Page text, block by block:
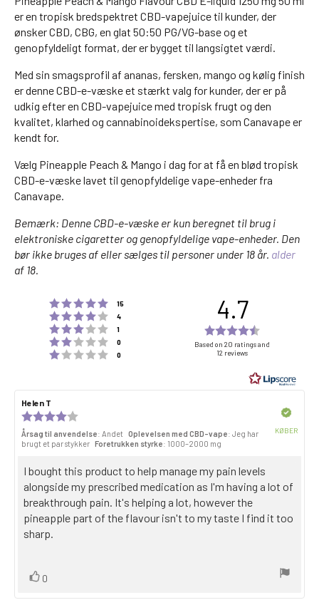
er en tropisk bredspektret CBD-vapejuice til kunder, der
ønsker CBD, CBG, en glat 50:50 PG/VG-base og et
genopfyldeligt format, der er bygget til langsigtet værdi.
Med sin smagsprofil af ananas, fersken, mango og kølig finish
er denne CBD-e-væske et stærkt valg for kunder, der er på
udkig efter en CBD-vapejuice med tropisk frugt og den
kvalitet, klarhed og cannabinoidekspertise, som Canavape er
kendt for.
Vælg Pineapple Peach & Mango i dag for at få en blød tropisk
CBD-e-væske lavet til genopfyldelige vape-enheder fra
Canavape.
Bemærk: Denne CBD-e-væske er kun beregnet til brug i
elektroniske cigaretter og genopfyldelige vape-enheder. Den
bør ikke bruges af eller sælges til personer under 18 år. alder
af 18.
Bedømmelse 5 ud af 5 stjerner
15
Bedømmelse 4 ud af 5 stjerner
4
Bedømmelse 3 ud af 5 stjerner
1
Bedømmelse 2 ud af 5 stjerner
0
Bedømmelse 1 ud af 5 stjerner
0
4.7
4.7
of
5
stars
Based on 20 ratings and
12 reviews
Forfatter
til
anmeldelsen:
Helen T
for
gennemgang:
4.0
out
5
stars
Årsag til anvendelse: Andet Oplevelsen med CBD-vape: Jeg har
brugt et par stykker Foretrukken styrke: 1000–2000 mg
KØBER
Gennemgå
teksten:
I bought this product to help manage my pain levels
alongside my prescribed medication as I'm having a lot of
breakthrough pain. It's helping a lot, however the
pineapple part of the flavour isn't to my taste I find it too
sharp.
Stem
0